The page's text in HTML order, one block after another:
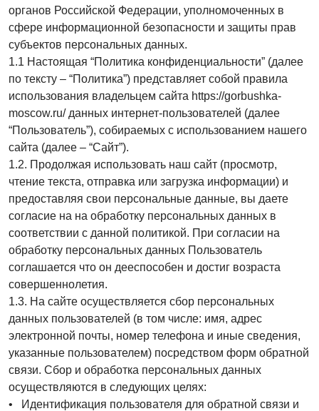
органов Российской Федерации, уполномоченных в
сфере информационной безопасности и защиты прав
субъектов персональных данных.
1.1 Настоящая “Политика конфиденциальности” (далее
по тексту – “Политика”) представляет собой правила
использования владельцем сайта https://gorbushka-
moscow.ru/ данных интернет-пользователей (далее
“Пользователь”), собираемых с использованием нашего
сайта (далее – “Сайт”).
1.2. Продолжая использовать наш сайт (просмотр,
чтение текста, отправка или загрузка информации) и
предоставляя свои персональные данные, вы даете
согласие на на обработку персональных данных в
соответствии с данной политикой. При согласии на
обработку персональных данных Пользователь
соглашается что он дееспособен и достиг возраста
совершеннолетия.
1.3. На сайте осуществляется сбор персональных
данных пользователей (в том числе: имя, адрес
электронной почты, номер телефона и иные сведения,
указанные пользователем) посредством форм обратной
связи. Сбор и обработка персональных данных
осуществляются в следующих целях:
• Идентификация пользователя для обратной связи и